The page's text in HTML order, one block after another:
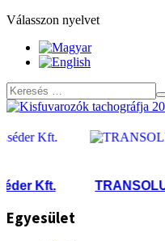
Válasszon nyelvet
Kft. TRANSOLUT
Egyesület